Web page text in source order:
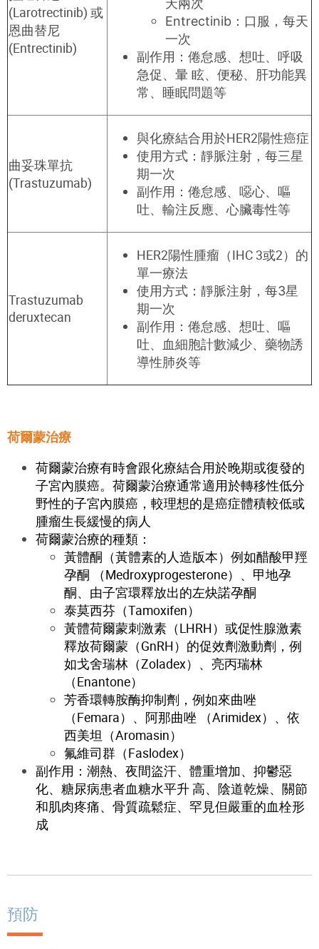
(Larotrectinib) 或
恩曲替尼
(Entrectinib)
天兩次
Entrectinib：口服，每天
一次
副作用：倦怠感、想吐、呼吸
急促、暈 眩、便秘、肝功能異
常、睡眠問題等
曲妥珠單抗
(Trastuzumab)
與化療結合用於HER2陽性癌症
使用方式：靜脈注射，每三星
期一次
副作用：倦怠感、 噁心、嘔
吐、輸注反應、心臟毒性等
Trastuzumab
deruxtecan
HER2陽性腫瘤（IHC 3或2）的
單一療法
使用方式：靜脈注射，每3星
期一次
副作用：倦怠感、想吐、嘔
吐、血細胞計數減少、藥物誘
導性肺炎等
荷爾蒙治療
荷爾蒙治療有時會跟化療結合用於晚期或復發的
子宮內膜癌。荷爾蒙治療通常適用於轉移性低分
野性的子宮內膜癌，較理想的是癌症體積較低或
腫瘤生長緩慢的病人
荷爾蒙治療的種類：
黃體酮（黃體素的人造版本）例如醋酸甲羥
孕酮 （Medroxyprogesterone）、甲地孕
酮、由子宮環釋放出的左炔諾孕酮
泰莫西芬（Tamoxifen）
黃體荷爾蒙刺激素（LHRH）或促性腺激素
釋放荷爾蒙（GnRH）的促效劑激動劑，例
如戈舍瑞林（Zoladex）、亮丙瑞林
（Enantone）
芳香環轉胺酶抑制劑，例如來曲唑
（Femara）、阿那曲唑 （Arimidex）、依
西美坦（Aromasin）
氟維司群（Faslodex）
副作用：潮熱、夜間盜汗、體重增加、抑鬱惡
化、糖尿病患者血糖水平升 高、陰道乾燥、關節
和肌肉疼痛、骨質疏鬆症、罕見但嚴重的血栓形
成
預防